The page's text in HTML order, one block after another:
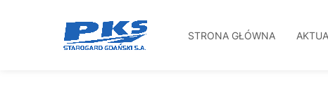
STRONA GŁÓWNA